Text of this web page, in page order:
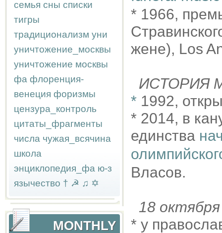
семья сны списки
тигры
традиционализм уни
уничтожение_москвы
уничтожение москвы
фа флоренция-
венеция форизмы
цензура_контроль
цитаты_фрагменты
числа чужая_всячина
школа
энциклопедия_фа ю-з
язычество † ☭ ♫ ✡
MONTHLY
* 1966,
жене), Los
ИСТОРИЯ
* 1992,
* 2014, в
единства
Власов.
18
* у